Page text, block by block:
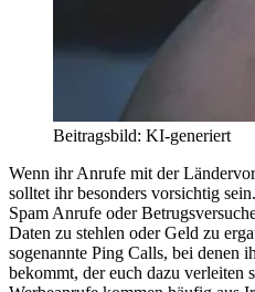
Beitragsbild: KI-generiert
Wenn ihr Anrufe mit der
solltet ihr besonders vorsichtig
Spam Anrufe oder
Daten zu stehlen oder Geld zu
sogenannte Ping Calls, bei denen
bekommt, der euch dazu verleiten